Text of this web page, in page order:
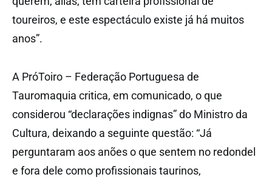
toureiros, e este espectáculo existe já há muitos
anos”.
A PróToiro – Federação Portuguesa de
Tauromaquia critica, em comunicado, o que
considerou “declarações indignas” do Ministro da
Cultura, deixando a seguinte questão: “Já
perguntaram aos anões o que sentem no redondel
e fora dele como profissionais taurinos,